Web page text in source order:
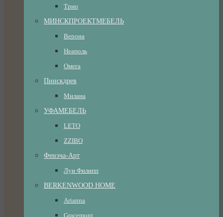
Трио
МИНСКПРОЕКТМЕБЕЛЬ
Верона
Неаполь
Омега
Пинскдрев
Милана
УФАМЕБЕЛЬ
LETO
ZZIBO
Фенэча-Арт
Луи Филипп
BERKENWOOD HOME
Arianna
Gracemont